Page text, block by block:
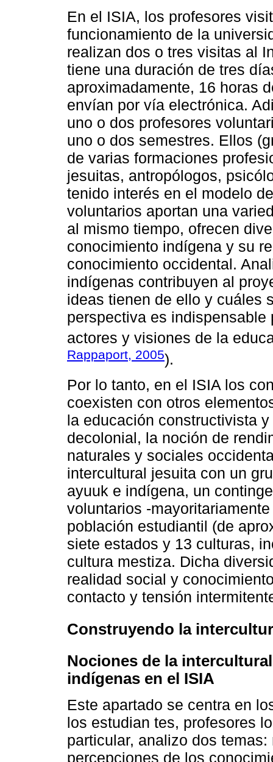
En el ISIA, los profesores
funcionamiento de la
realizan dos o tres visitas al
tiene una duración de tres
aproximadamente, 16 horas
envían por vía electrónica.
uno o dos profesores
uno o dos semestres. Ellos
de varias formaciones
jesuitas, antropólogos,
tenido interés en el modelo
voluntarios aportan una
al mismo tiempo, ofrecen
conocimiento indígena y su
conocimiento occidental.
indígenas contribuyen al
ideas tienen de ello y cuáles
perspectiva es
actores y visiones de la
Rappaport, 2005).
Por lo tanto, en el ISIA los
coexisten con otros
la educación constructivista
decolonial, la noción de
naturales y sociales
intercultural jesuita con un
ayuuk e indígena, un
voluntarios -
población estudiantil (de
siete estados y 13 culturas,
cultura mestiza. Dicha
realidad social y
contacto y tensión
Construyendo la
Nociones de la
indígenas en el ISIA
Este apartado se centra en
los estudian tes, profesores
particular, analizo dos
percepciones de los